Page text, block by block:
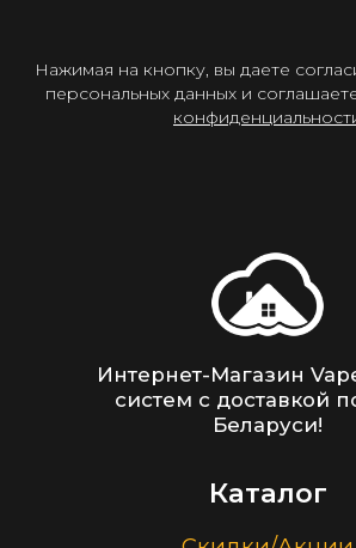
Нажимая на кнопку, вы даете
персональных данных и